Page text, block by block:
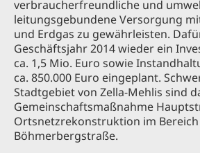
verbraucherfreundliche und
leitungsgebundene Versorgung
und Erdgas zu gewährleisten.
Geschäftsjahr 2014 wieder ein
ca. 1,5 Mio. Euro sowie
ca. 850.000 Euro eingeplant.
Stadtgebiet von Zella-Mehlis sind
Gemeinschaftsmaßnahme
Ortsnetzrekonstruktion im
Böhmerbergstraße.